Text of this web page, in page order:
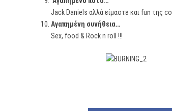
Jack Daniels αλλά είμαστε και fun της
Αγαπημένη συνήθεια…
Sex, food & Rock n roll !!!